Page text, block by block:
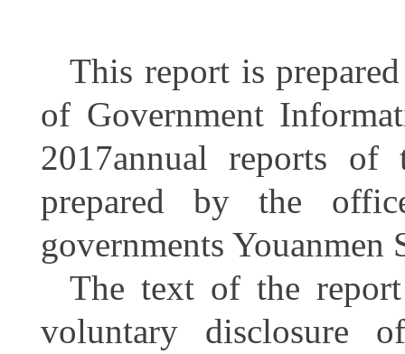
This report is
of Government
2017annual reports of
prepared by the
governments Youanmen
The text of the
voluntary disclosure